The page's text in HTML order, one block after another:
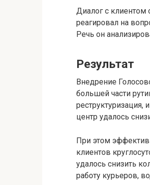
Диалог с клиентом
реагировал на
Речь он
Результат
Внедрение
большей части
реструктуризация,
центр удалось
При этом
клиентов
удалось снизить
работу курьеров,